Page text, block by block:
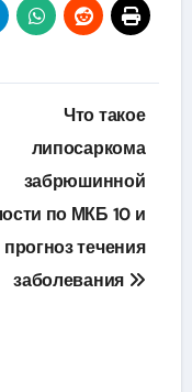
Что такое
липосаркома
забрюшинной
по МКБ 10 и
прогноз течения
заболевания